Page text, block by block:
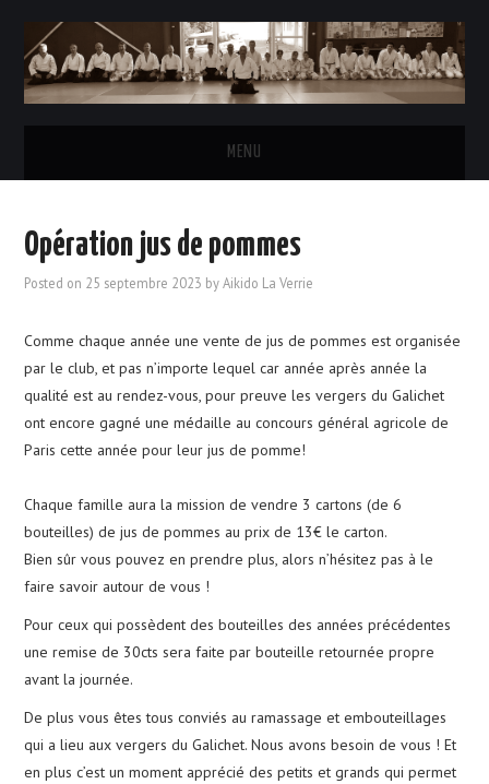
MENU
HORAIRES DES COURS
INSCRIPTIONS & TARIFS
CALENDRIER
PHOTOS
NOUS CONTACTER
Opération jus de pommes
Posted on 25 septembre 2023 byAikido La Verrie
Commechaque année unevente dejus de pommes estorganisée
par le club, et pas n’importe lequel car année après année la
qualité est au rendez-vous, pour preuve les vergers du Galichet
ont encore gagné une médaille au concours général agricole de
Paris cette année pour leur jus de pomme!
Chaque famille aura lamission de vendre 3cartons (de 6
bouteilles) de jus depommes au prix de 13€ le carton.
Bien sûr vous pouvez en prendre plus, alors n’hésitez pas à le
faire savoir autour de vous !
Pour ceux quipossèdent desbouteilles des années précédentes
uneremise de 30cts sera faite parbouteille retournée propre
avant la journée.
De plus vousêtes tousconviés auramassage etembouteillages
qui a lieu auxvergers duGalichet. Nous avons besoin de vous ! Et
en plus c’est unmoment apprécié despetits etgrands quipermet